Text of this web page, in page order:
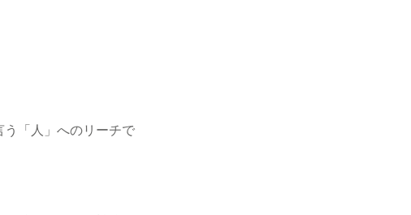
「人」へのリーチで